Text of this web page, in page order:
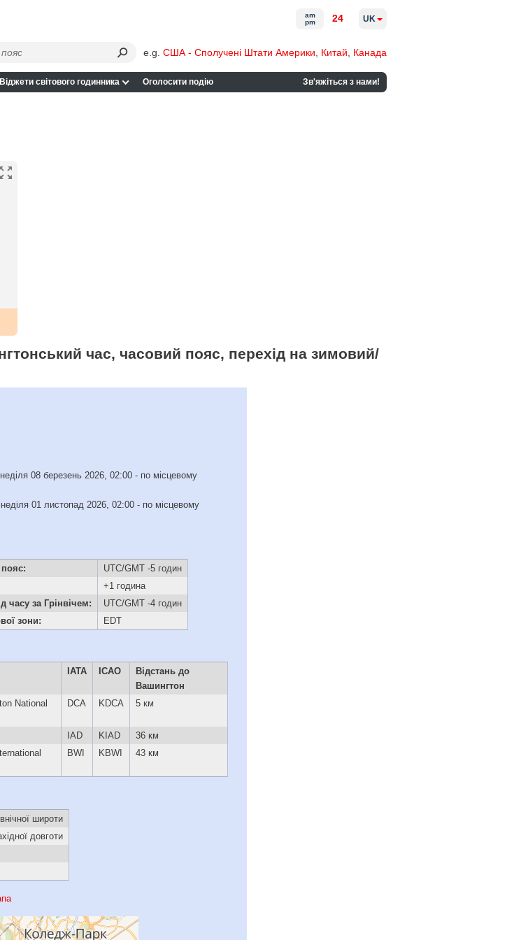
e.g. США - Сполучені Штати Америки Китай Канада
Віджети світового годинника Оголосити подію Зв'яжіться з нами!
am
pm
24 UK
час, часовий пояс, перехід на зимовий/
08 березень 2026, 02:00 - по місцевому
неділя 01 листопад 2026, 02:00 - по місцевому
UTC/GMT -5 годин
+1 година
часу за Грінвічем:
UTC/GMT -4 годин
зони:
EDT
IATA ICAO
Відстань до
Вашингтон
National
DCA KDCA 5 км
IAD KIAD
36 км
BWI KBWI 43 км
широти
довготи